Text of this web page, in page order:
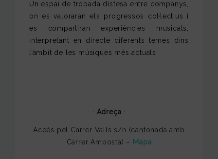
Un espai de trobada distesa entre companys,
on es valoraran els progressos col·lectius i
es compartiran experiències musicals,
interpretant en directe diferents temes dins
l’àmbit de les músiques més actuals.
· Adreça ·
Accés pel Carrer Valls s/n (cantonada amb
Carrer Amposta) – Mapa